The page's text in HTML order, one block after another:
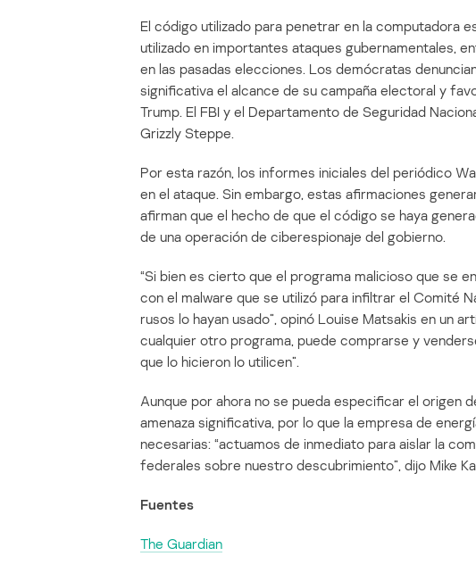
El código utilizado para penetrar en la computadora
utilizado en importantes ataques gubernamentales,
en las pasadas elecciones. Los demócratas
significativa el alcance de su campaña electoral y
Trump. El FBI y el Departamento de Seguridad
Grizzly Steppe.
Por esta razón, los informes iniciales del periódico
en el ataque. Sin embargo, estas afirmaciones
afirman que el hecho de que el código se haya
de una operación de ciberespionaje del gobierno.
“Si bien es cierto que el programa malicioso que se
con el malware que se utilizó para infiltrar el Comité
rusos lo hayan usado”, opinó Louise Matsakis en un
cualquier otro programa, puede comprarse y
que lo hicieron lo utilicen”.
Aunque por ahora no se pueda especificar el origen
amenaza significativa, por lo que la empresa de
necesarias: “actuamos de inmediato para aislar la
federales sobre nuestro descubrimiento”, dijo Mike
Fuentes
The Guardian